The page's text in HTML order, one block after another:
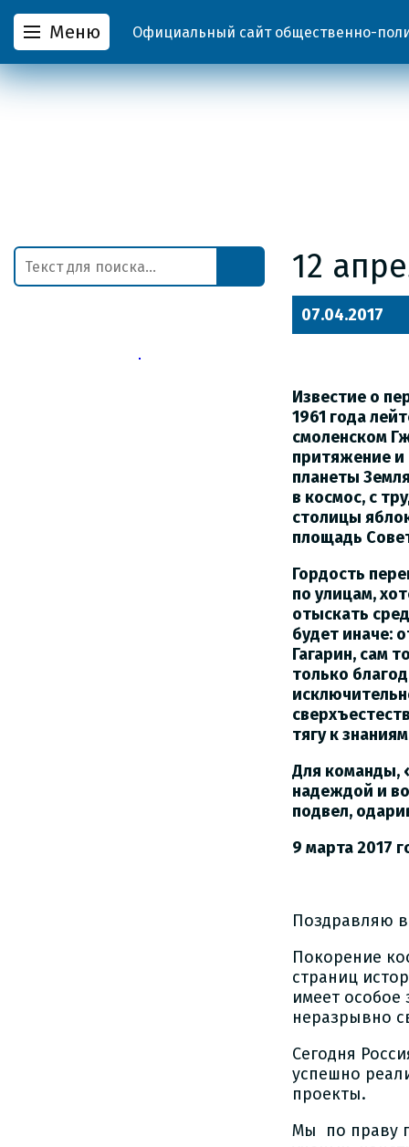
Меню Официальный сайт общественно-
12
07.04.2017
Известие о
1961 года
смоленском
притяжение и
планеты
в космос, с
столицы
площадь
Гордость
по улицам,
отыскать
будет иначе:
Гагарин, сам
только
тягу к
Для команды,
надеждой и
подвел,
9 марта 2017
Поздравляю
Покорение
страниц
имеет
неразрывно
Сегодня
успешно
проекты.
Мы по праву